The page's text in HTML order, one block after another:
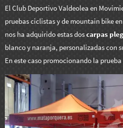
El Club Deportivo Valdeolea en
pruebas ciclistas y de mountain bike
nos ha adquirido estas doscarpas
blanco y naranja, personalizadas con
En este caso promocionando la